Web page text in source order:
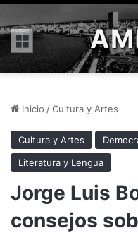
Menú
Inicio /Cultura y Artes
Cultura y Artes
Literatura y Lengua
Jorge Luis
consejos